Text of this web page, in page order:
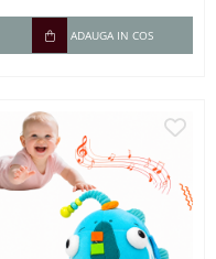
ADAUGA IN COS